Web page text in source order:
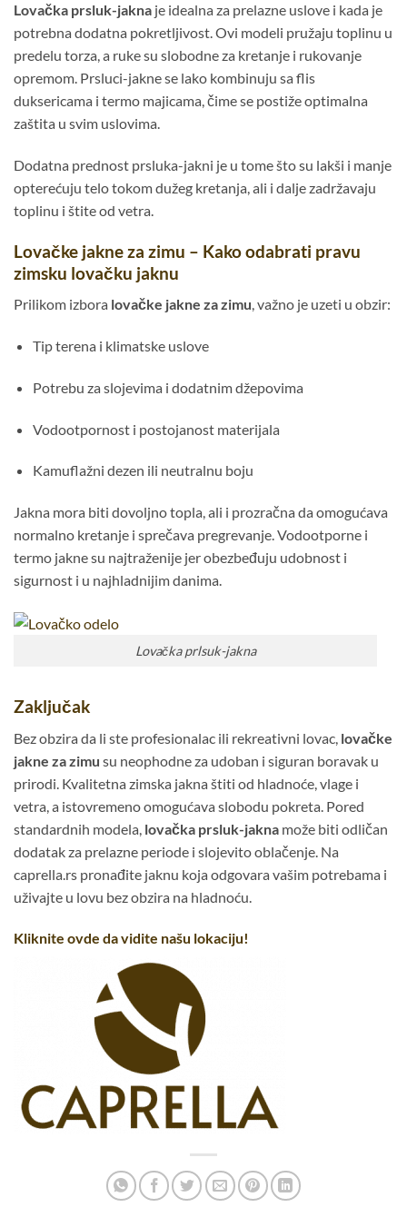
Lovačka prsluk-jakna je idealna za prelazne uslove i kada je
potrebna dodatna pokretljivost. Ovi modeli pružaju toplinu u
predelu torza, a ruke su slobodne za kretanje i rukovanje
opremom. Prsluci-jakne se lako kombinuju sa flis
duksericama i termo majicama, čime se postiže optimalna
zaštita u svim uslovima.
Dodatna prednost prsluka-jakni je u tome što su lakši i manje
opterećuju telo tokom dužeg kretanja, ali i dalje zadržavaju
toplinu i štite od vetra.
Lovačke jakne za zimu – Kako odabrati pravu
zimsku lovačku jaknu
Prilikom izbora lovačke jakne za zimu, važno je uzeti u obzir:
Tip terena i klimatske uslove
Potrebu za slojevima i dodatnim džepovima
Vodootpornost i postojanost materijala
Kamuflažni dezen ili neutralnu boju
Jakna mora biti dovoljno topla, ali i prozračna da omogućava
normalno kretanje i sprečava pregrevanje. Vodootporne i
termo jakne su najtraženije jer obezbeđuju udobnost i
sigurnost i u najhladnijim danima.
Lovačka prlsuk-jakna
Zaključak
Bez obzira da li ste profesionalac ili rekreativni lovac, lovačke
jakne za zimu su neophodne za udoban i siguran boravak u
prirodi. Kvalitetna zimska jakna štiti od hladnoće, vlage i
vetra, a istovremeno omogućava slobodu pokreta. Pored
standardnih modela, lovačka prsluk-jakna može biti odličan
dodatak za prelazne periode i slojevito oblačenje. Na
caprella.rs pronađite jaknu koja odgovara vašim potrebama i
uživajte u lovu bez obzira na hladnoću.
Kliknite ovde da vidite našu lokaciju!